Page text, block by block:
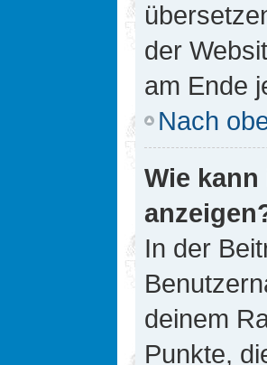
der
am Ende
Nach
Wie
In der
deinem
Punkte,